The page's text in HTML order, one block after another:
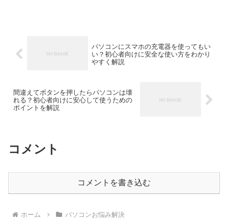
パソコンにスマホの充電器を使ってもい
い？初心者向けに安全な使い方をわかり
やすく解説
間違えてボタンを押したらパソコンは壊
れる？初心者向けに安心して使うための
ポイントを解説
コメント
コメントを書き込む
ホーム パソコンお悩み解決